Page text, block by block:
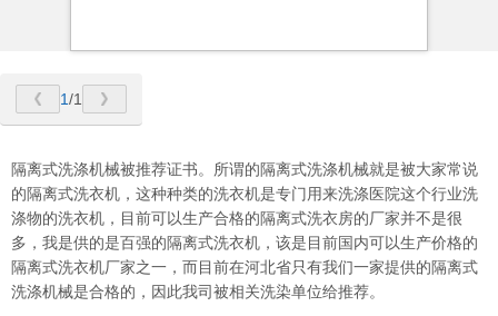
1/1
隔离式洗涤机械被推荐证书。所谓的隔离式洗涤机械就是被大家常说
的隔离式洗衣机，这种种类的洗衣机是专门用来洗涤医院这个行业洗
涤物的洗衣机，目前可以生产合格的隔离式洗衣房的厂家并不是很
多，我是供的是百强的隔离式洗衣机，该是目前国内可以生产价格的
隔离式洗衣机厂家之一，而目前在河北省只有我们一家提供的隔离式
洗涤机械是合格的，因此我司被相关洗染单位给推荐。